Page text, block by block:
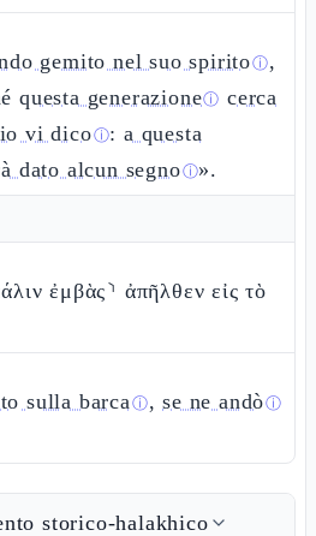
gemito nel suo spiritoⓘ,
questa generazioneⓘ cerca
vi dicoⓘ:a questa
dato alcun segnoⓘ».
ἐμβὰς⸃ ἀπῆλθεν εἰς τὸ
sulla barcaⓘ,se ne andòⓘ
storico-halakhico